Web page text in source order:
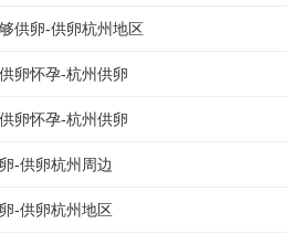
供卵-供卵杭州地区
卵怀孕-杭州供卵
卵怀孕-杭州供卵
-供卵杭州周边
-供卵杭州地区